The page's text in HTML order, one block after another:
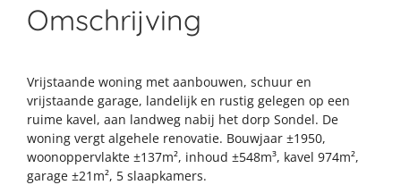
Omschrijving
Vrijstaande woning met aanbouwen, schuur en
vrijstaande garage, landelijk en rustig gelegen op een
ruime kavel, aan landweg nabij het dorp Sondel. De
woning vergt algehele renovatie. Bouwjaar ±1950,
woonoppervlakte ±137m², inhoud ±548m³, kavel 974m²,
garage ±21m², 5 slaapkamers.